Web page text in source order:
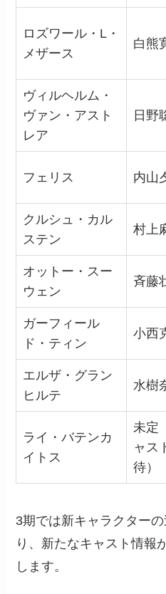
ロズワール・L・
メザース
白熊
ヴィルヘルム・
ヴァン・アスト
レア
日野
フェリス 内山
クルシュ・カル
ステン
村上
オットー・スー
ウェン
斉藤
ガーフィール
ド・ティン
小西
エルザ・グラン
ヒルテ
水樹
ライ・バテンカ
イトス
未定
ャス
待）
3期では新キャラクター
り、新たなキャスト情報
します。